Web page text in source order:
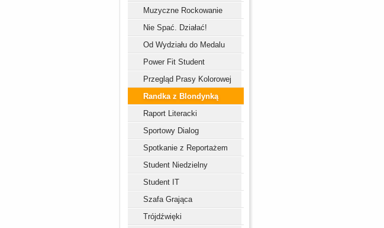
Muzyczne Rockowanie
Nie Spać. Działać!
Od Wydziału do Medalu
Power Fit Student
Przegląd Prasy Kolorowej
Randka z Blondynką
Raport Literacki
Sportowy Dialog
Spotkanie z Reportażem
Student Niedzielny
Student IT
Szafa Grająca
Trójdźwięki